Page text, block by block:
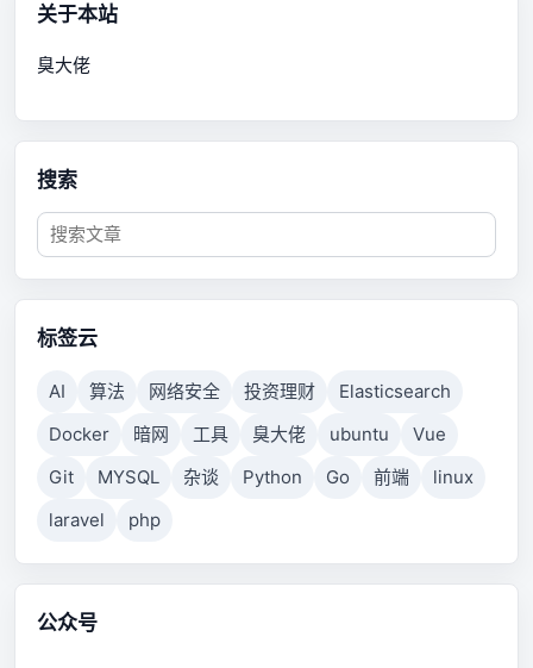
关于本站
臭大佬
搜索
标签云
AI 算法 网络安全 投资理财
Elasticsearch
Docker
暗网 工具 臭大佬 ubuntu
Vue
Git
MYSQL 杂谈 Python Go 前端
linux
laravel
php
公众号